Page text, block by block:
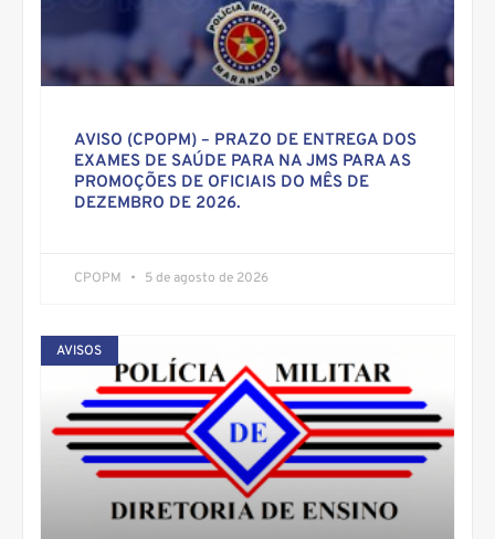
AVISO (CPOPM) – PRAZO DE ENTREGA DOS
EXAMES DE SAÚDE PARA NA JMS PARA AS
PROMOÇÕES DE OFICIAIS DO MÊS DE
DEZEMBRO DE 2026.
CPOPM 5 de agosto de 2026
AVISOS